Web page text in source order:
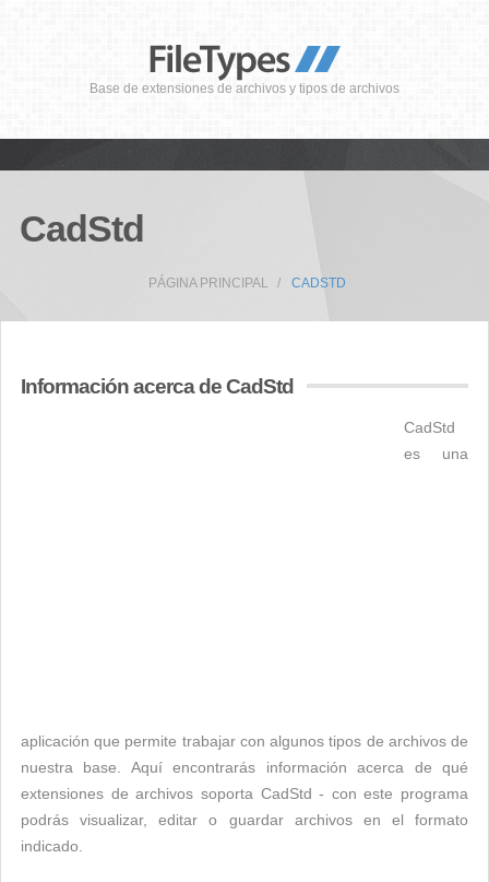
Base de extensiones de archivos y tipos de archivos
CadStd
PÁGINA PRINCIPAL CADSTD
Información acerca de CadStd
CadStd
es una
aplicación que permite trabajar con algunos tipos de archivos de
nuestra base. Aquí encontrarás información acerca de qué
extensiones de archivos soporta CadStd - con este programa
podrás visualizar, editar o guardar archivos en el formato
indicado.